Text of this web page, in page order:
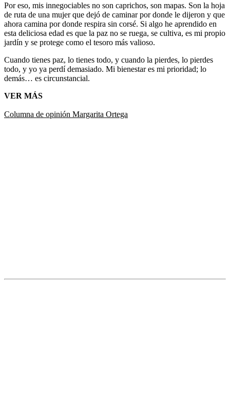
Por eso, mis innegociables no son caprichos, son mapas. Son la hoja
de ruta de una mujer que dejó de caminar por donde le dijeron y que
ahora camina por donde respira sin corsé. Si algo he aprendido en
esta deliciosa edad es que la paz no se ruega, se cultiva, es mi propio
jardín y se protege como el tesoro más valioso.
Cuando tienes paz, lo tienes todo, y cuando la pierdes, lo pierdes
todo, y yo ya perdí demasiado. Mi bienestar es mi prioridad; lo
demás… es circunstancial.
VER MÁS
Columna de opinión Margarita Ortega